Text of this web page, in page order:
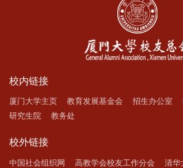
校内链接
厦门大学主页 教育发展基金会 招生办公室
研究生院
教务处
校外链接
中国社会组织网 高教学会校友工作分会 清华